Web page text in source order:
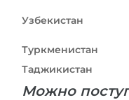
Узбекистан
Туркменистан
Таджикистан
Можно